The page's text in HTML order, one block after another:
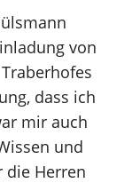
von
dass ich
mir auch
und
die Herren